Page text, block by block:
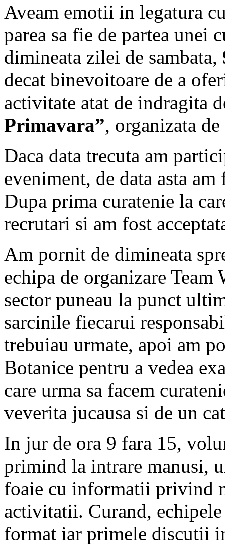
Aveam emotii in legatura
parea sa fie de partea unei
dimineata zilei de sambata,
decat binevoitoare de a
activitate atat de indragita
Primavara”, organizata de
Daca data trecuta am
eveniment, de data asta
Dupa prima curatenie la
recrutari si am fost
Am pornit de dimineata
echipa de organizare
sector puneau la punct
sarcinile fiecarui
trebuiau urmate, apoi am
Botanice pentru a vedea
care urma sa facem
veverita jucausa si de un
In jur de ora 9 fara 15,
primind la intrare manusi,
foaie cu informatii privind
activitatii. Curand,
format iar primele discutii